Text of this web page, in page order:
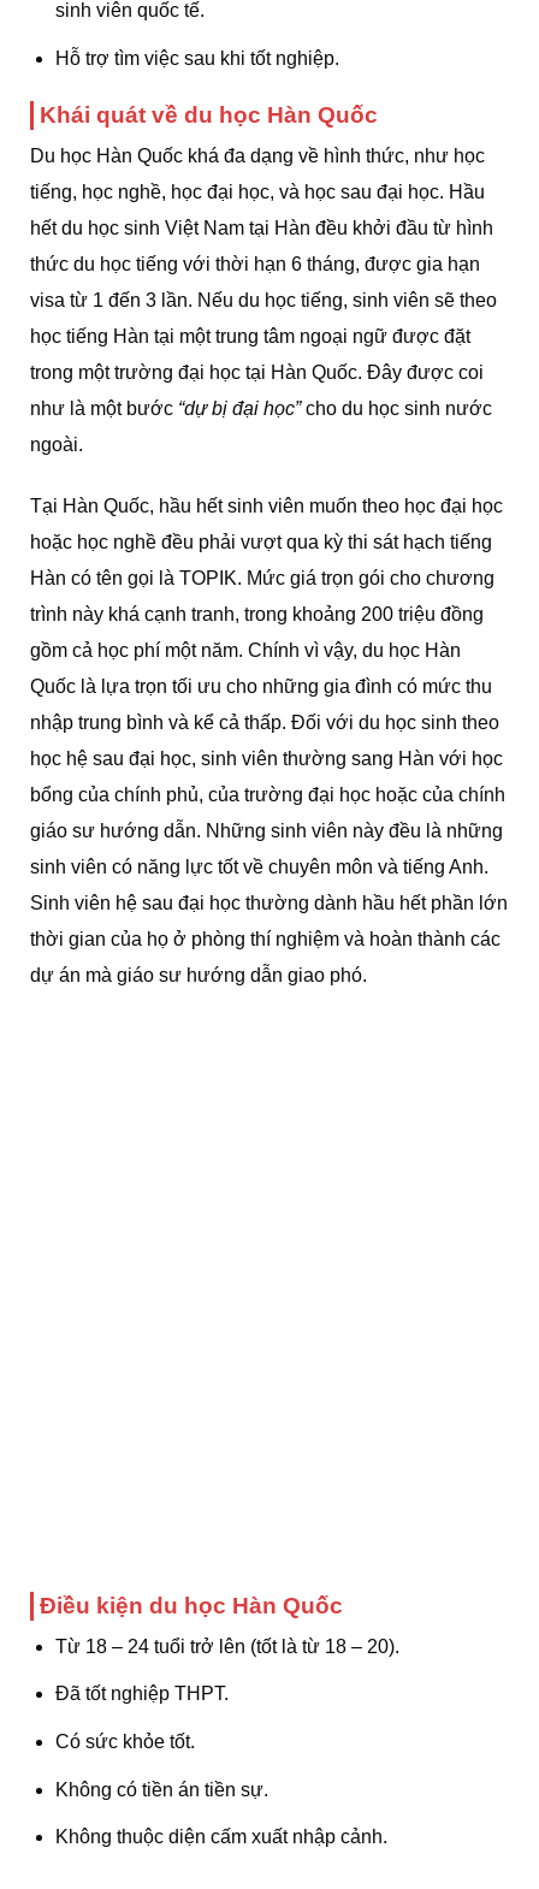
sinh viên quốc tế.
Hỗ trợ tìm việc sau khi tốt nghiệp.
Khái quát về du học Hàn Quốc
Du học Hàn Quốc khá đa dạng về hình thức, như học
tiếng, học nghề, học đại học, và học sau đại học. Hầu
hết du học sinh Việt Nam tại Hàn đều khởi đầu từ hình
thức du học tiếng với thời hạn 6 tháng, được gia hạn
visa từ 1 đến 3 lần. Nếu du học tiếng, sinh viên sẽ theo
học tiếng Hàn tại một trung tâm ngoại ngữ được đặt
trong một trường đại học tại Hàn Quốc. Đây được coi
như là một bước “dự bị đại học”cho du học sinh nước
ngoài.
Tại Hàn Quốc, hầu hết sinh viên muốn theo học đại học
hoặc học nghề đều phải vượt qua kỳ thi sát hạch tiếng
Hàn có tên gọi là TOPIK. Mức giá trọn gói cho chương
trình này khá cạnh tranh, trong khoảng 200 triệu đồng
gồm cả học phí một năm. Chính vì vậy, du học Hàn
Quốc là lựa trọn tối ưu cho những gia đình có mức thu
nhập trung bình và kể cả thấp. Đối với du học sinh theo
học hệ sau đại học, sinh viên thường sang Hàn với học
bổng của chính phủ, của trường đại học hoặc của chính
giáo sư hướng dẫn. Những sinh viên này đều là những
sinh viên có năng lực tốt về chuyên môn và tiếng Anh.
Sinh viên hệ sau đại học thường dành hầu hết phần lớn
thời gian của họ ở phòng thí nghiệm và hoàn thành các
dự án mà giáo sư hướng dẫn giao phó.
Điều kiện du học Hàn Quốc
Từ 18 – 24 tuổi trở lên (tốt là từ 18 – 20).
Đã tốt nghiệp THPT.
Có sức khỏe tốt.
Không có tiền án tiền sự.
Không thuộc diện cấm xuất nhập cảnh.